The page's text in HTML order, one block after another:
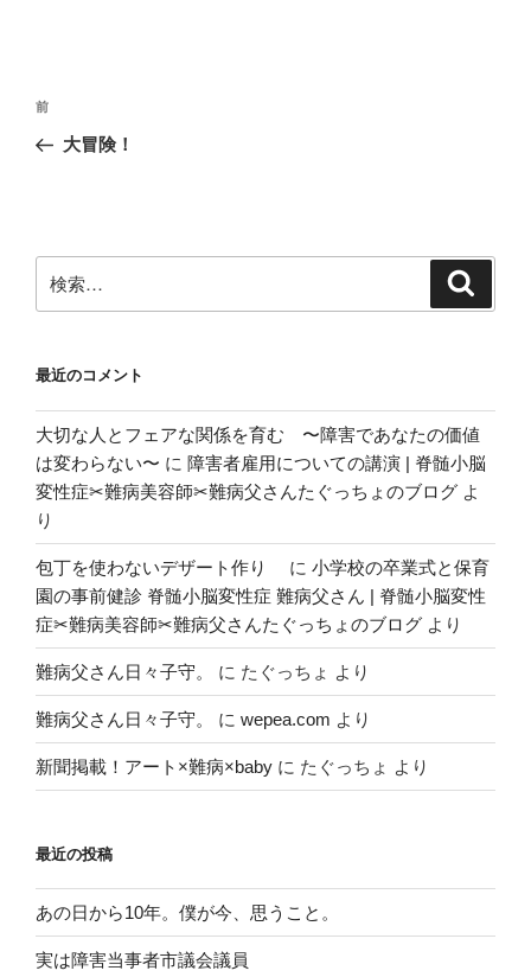
投
ナ
ー
シ
前
の
前
大冒険！
索:
最近のコメント
大切な人とフェアな関係を育む 〜障害であなたの価値
は変わらない〜 に 障害者雇用についての講演 | 脊髄小脳
変性症✂︎難病美容師✂︎難病父さんたぐっちょのブログ よ
り
包丁を使わないデザート作り に 小学校の卒業式と保育
園の事前健診 脊髄小脳変性症 難病父さん | 脊髄小脳変性
症✂︎難病美容師✂︎難病父さんたぐっちょのブログ より
難病父さん日々子守。 に たぐっちょ より
難病父さん日々子守。 に wepea.com より
新聞掲載！アート×難病×baby に たぐっちょ より
最近の投稿
あの日から10年。僕が今、思うこと。
実は障害当事者市議会議員